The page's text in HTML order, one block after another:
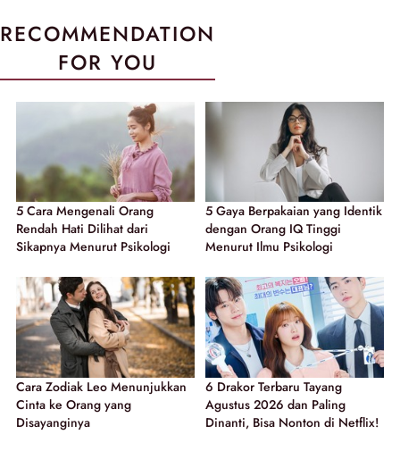
RECOMMENDATION
FOR YOU
5 Cara Mengenali Orang
Rendah Hati Dilihat dari
Sikapnya Menurut Psikologi
5 Gaya Berpakaian yang Identik
dengan Orang IQ Tinggi
Menurut Ilmu Psikologi
Cara Zodiak Leo Menunjukkan
Cinta ke Orang yang
Disayanginya
6 Drakor Terbaru Tayang
Agustus 2026 dan Paling
Dinanti, Bisa Nonton di Netflix!